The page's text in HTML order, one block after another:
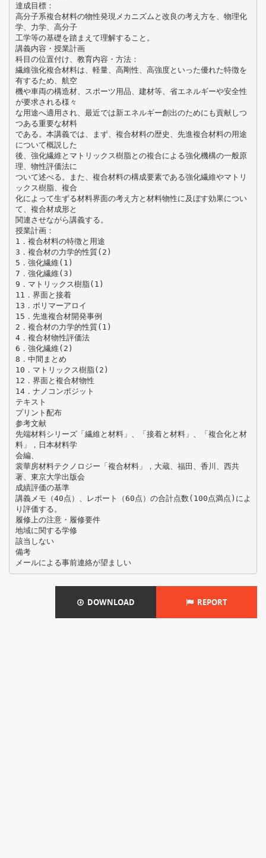
達成目標：
高分子系複合材料の物性発現メカニズムと改良の考え方を、物理化
学、力学、高分子
工学等の基礎を踏まえて理解すること。
講義内容・授業計画
科目の位置付け、教育内容・方法：
繊維強化複合材料は、軽量、高剛性、高強度といった優れた特徴を
有するため、航空
機や車両の構造材、スポーツ用品、建材等、省エネルギーや安全性
が要求される様々
な用途へ適用され、最近では新エネルギー創出のためにも貢献しつ
つある重要な材料
である。本講義では、まず、複合材料の歴史、先進複合材料の用途
について概説した
後、強化繊維とマトリックス樹脂との複合による強化機構の一般原
理、物性評価法に
ついて述べる。また、複合材料の構成要素である強化繊維やマトリ
ックス樹脂、複合
化によって生ずる材料界面の考え方と材料物性に及ぼす効果につい
て、複合材成形と
関連させながら講義する。
授業計画：
1．複合材料の特徴と用途
3．複合材の力学的性質(2)
5．強化繊維(1)
7．強化繊維(3)
9．マトリックス樹脂(1)
11．界面と接着
13．ポリマーアロイ
15．先進複合材開発事例
2．複合材の力学的性質(1)
4．複合材物性評価法
6．強化繊維(2)
8．中間まとめ
10．マトリックス樹脂(2)
12．界面と複合材物性
14．ナノコンポジット
テキスト
プリント配布
参考文献
先端材料シリーズ「繊維と材料」、「接着と材料」、「複合化と材
料」，日本材料学
会編、
裳華房材料テクノロジー「複合材料」，大蔵、福田、香川、西共
著、東京大学出版会
成績評価の基準
講義メモ（40点）、レポート（60点）の合計点数(100点満点)によ
り評価する。
履修上の注意・履修要件
地域に関する学修
該当しない
備考
メールによる事前連絡が望ましい
DOWNLOAD REPORT